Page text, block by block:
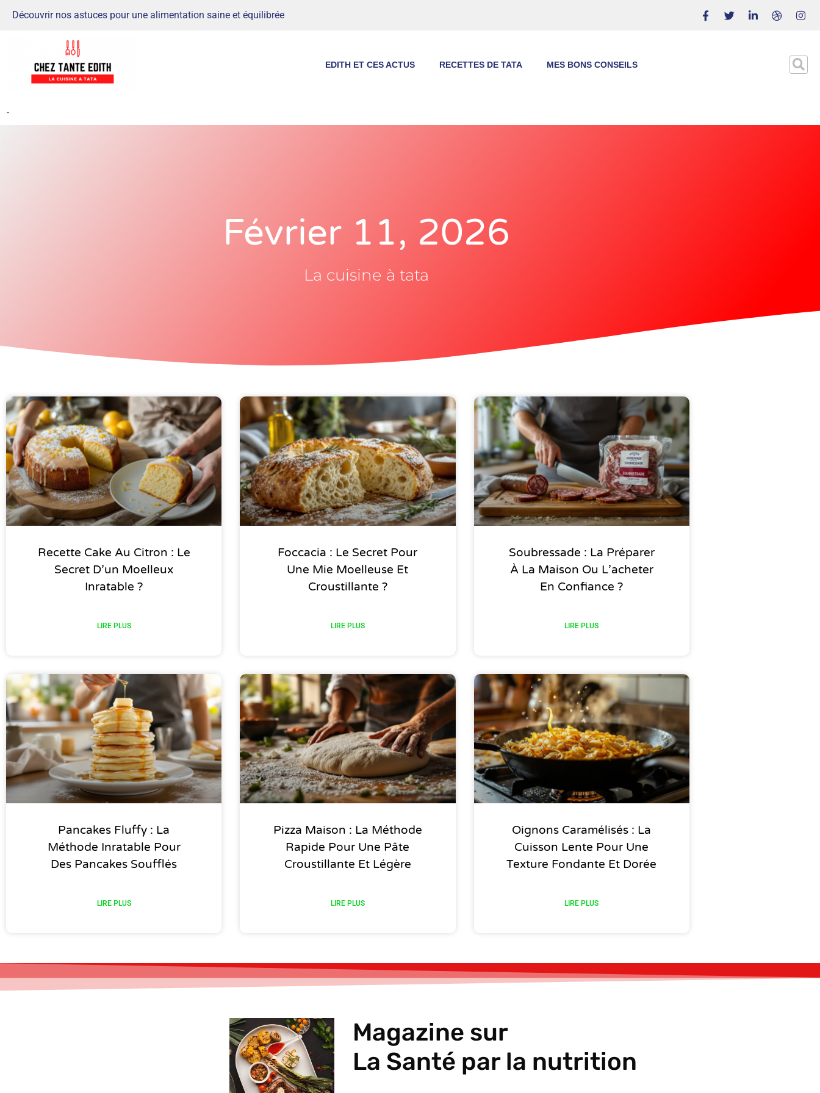
Découvrir nos astuces pour une alimentation saine et équilibrée
EDITH ET CES ACTUS RECETTES DE TATA MES BONS CONSEILS
-
Février 11, 2026
La cuisine à tata
Recette Cake Au Citron : Le
Secret D’un Moelleux
Inratable ?
LIRE PLUS
Foccacia : Le Secret Pour
Une Mie Moelleuse Et
Croustillante ?
LIRE PLUS
Soubressade : La Préparer
À La Maison Ou L’acheter
En Confiance ?
LIRE PLUS
Pancakes Fluffy : La
Méthode Inratable Pour
Des Pancakes Soufflés
LIRE PLUS
Pizza Maison : La Méthode
Rapide Pour Une Pâte
Croustillante Et Légère
LIRE PLUS
Oignons Caramélisés : La
Cuisson Lente Pour Une
Texture Fondante Et Dorée
LIRE PLUS
Magazine sur
La Santé par la nutrition